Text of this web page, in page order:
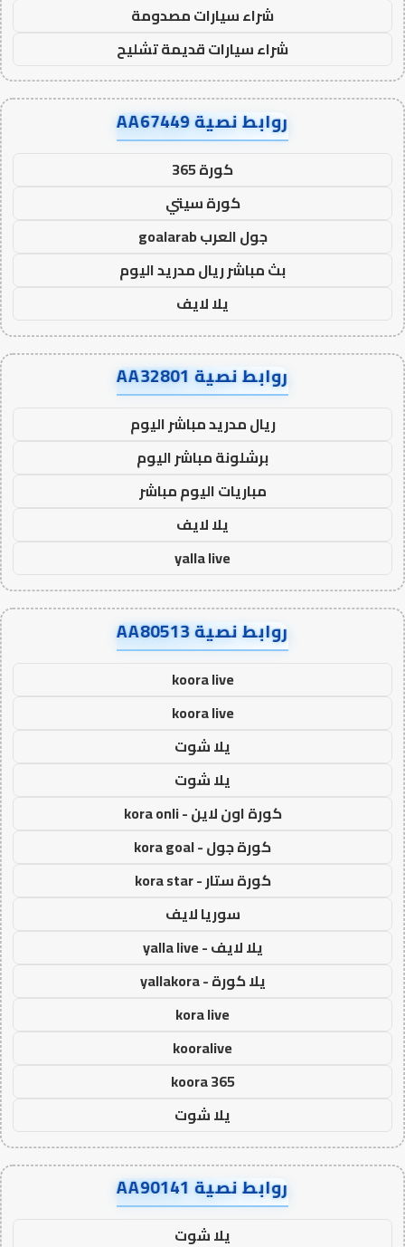
شراء سيارات مصدومة
شراء سيارات قديمة تشليح
روابط نصية AA67449
كورة 365
كورة سيتي
جول العرب goalarab
بث مباشر ريال مدريد اليوم
يلا لايف
روابط نصية AA32801
ريال مدريد مباشر اليوم
برشلونة مباشر اليوم
مباريات اليوم مباشر
يلا لايف
yalla live
روابط نصية AA80513
koora live
koora live
يلا شوت
يلا شوت
كورة اون لاين - kora onli
كورة جول - kora goal
كورة ستار - kora star
سوريا لايف
يلا لايف - yalla live
يلا كورة - yallakora
kora live
kooralive
koora 365
يلا شوت
روابط نصية AA90141
يلا شوت